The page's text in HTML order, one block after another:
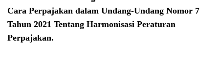
Cara Perpajakan dalam Undang-Undang Nomor 7
Tahun 2021 Tentang Harmonisasi Peraturan
Perpajakan.